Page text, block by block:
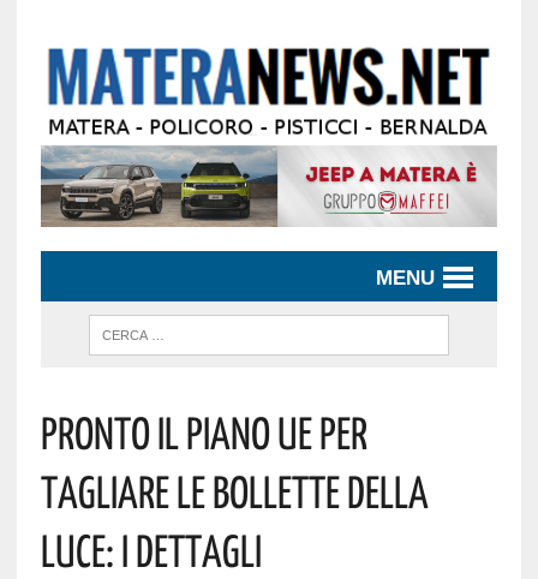
MENU
Pronto Il Piano UE Per
Tagliare Le Bollette Della
Luce: I Dettagli